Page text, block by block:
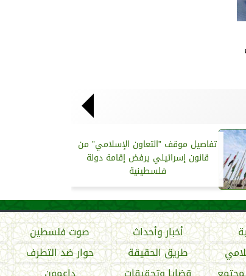
تفاصيل موقف ”التعاون الإسلامي” من
قانون إسرائيلي يرفض إقامة دولة
فلسطينية
أخبار وأحداث صوت فلسطين
طريق الحقيقة حوار ضد التطرف